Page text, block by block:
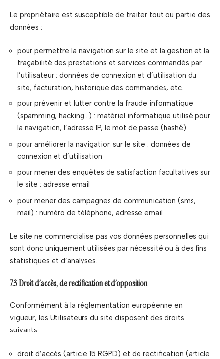
Le propriétaire est susceptible de traiter tout ou partie des
données :
pour permettre la navigation sur le site et la gestion et la
traçabilité des prestations et services commandés par
l’utilisateur : données de connexion et d’utilisation du
site, facturation, historique des commandes, etc.
pour prévenir et lutter contre la fraude informatique
(spamming, hacking…) : matériel informatique utilisé pour
la navigation, l’adresse IP, le mot de passe (hashé)
pour améliorer la navigation sur le site : données de
connexion et d’utilisation
pour mener des enquêtes de satisfaction facultatives sur
le site : adresse email
pour mener des campagnes de communication (sms,
mail) : numéro de téléphone, adresse email
Le site ne commercialise pas vos données personnelles qui
sont donc uniquement utilisées par nécessité ou à des fins
statistiques et d’analyses.
7.3 Droit d’accès, de rectification et d’opposition
Conformément à la réglementation européenne en
vigueur, les Utilisateurs du site disposent des droits
suivants :
droit d’accès (article 15 RGPD) et de rectification (article